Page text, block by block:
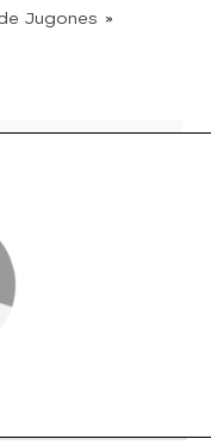
Jugones »